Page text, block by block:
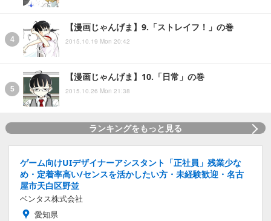
【漫画じゃんげま】9.「ストレイフ！」の巻
2015.10.19 Mon 20:42
【漫画じゃんげま】10.「日常」の巻
2015.10.26 Mon 21:38
ランキングをもっと見る
ゲーム向けUIデザイナーアシスタント「正社員」残業少な
め・定着率高い/センスを活かしたい方・未経験歓迎・名古
屋市天白区野並
ベンタス株式会社
愛知県